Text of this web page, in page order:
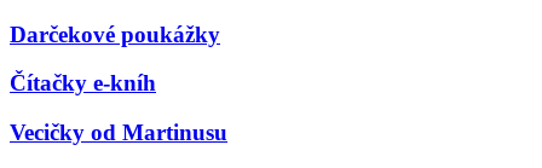
Darčekové poukážky
Čítačky e-kníh
Vecičky od Martinusu